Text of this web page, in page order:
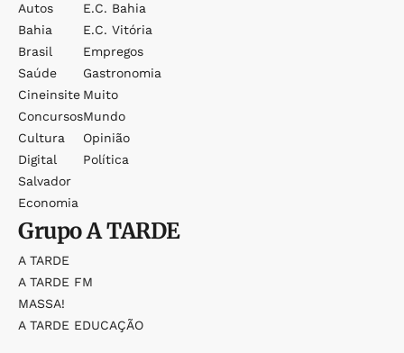
Autos
Bahia
Brasil
Saúde
Cineinsite
Concursos
Cultura
Digital
Salvador
Economia
E.c. Bahia
E.c. Vitória
Empregos
Gastronomia
Muito
Mundo
Opinião
Política
GrupoA TARDE
A TARDE
A TARDE FM
MASSA!
A TARDE EDUCAÇÃO